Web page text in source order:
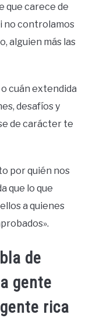
que carece de
no controlamos
alguien más las
cuán extendida
desafíos y
de carácter te
por quién nos
que lo que
a quienes
de
gente
rica